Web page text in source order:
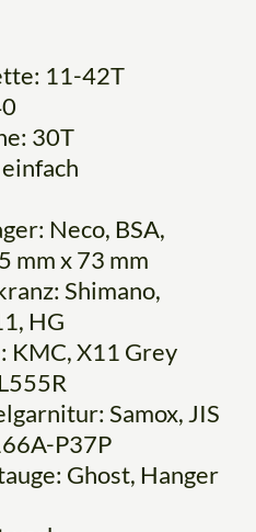
11-42T
30T
Neco, BSA,
mm x 73 mm
Shimano,
HG
KMC, X11 Grey
Samox, JIS
P37P
Ghost, Hanger